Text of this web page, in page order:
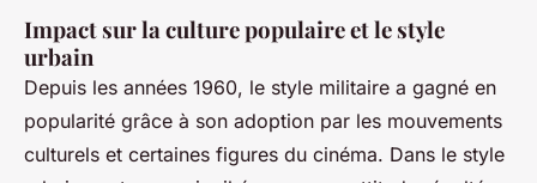
Impact sur la culture populaire et le style
urbain
Depuis les années 1960, le style militaire a gagné en
popularité grâce à son adoption par les mouvements
culturels et certaines figures du cinéma. Dans le style